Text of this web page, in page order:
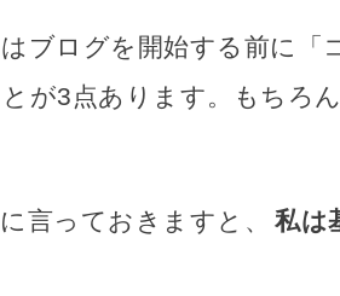
ブログを開始する前に「
が3点あります。もちろ
言っておきますと、 私は